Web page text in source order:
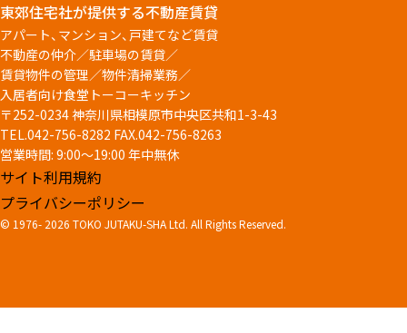
東郊住宅社が提供する不動産賃貸
アパート、マンション、戸建てなど賃貸
不動産の仲介／駐車場の賃貸／
賃貸物件の管理／物件清掃業務／
入居者向け食堂トーコーキッチン
〒252-0234 神奈川県相模原市中央区共和1-3-43
TEL.042-756-8282 FAX.042-756-8263
営業時間: 9:00～19:00 年中無休
サイト利用規約
プライバシーポリシー
© 1976-2026 TOKO JUTAKU-SHA Ltd. All Rights Reserved.